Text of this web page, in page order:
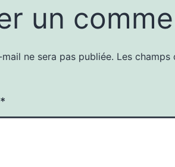
un
ne sera pas publiée. Les
*